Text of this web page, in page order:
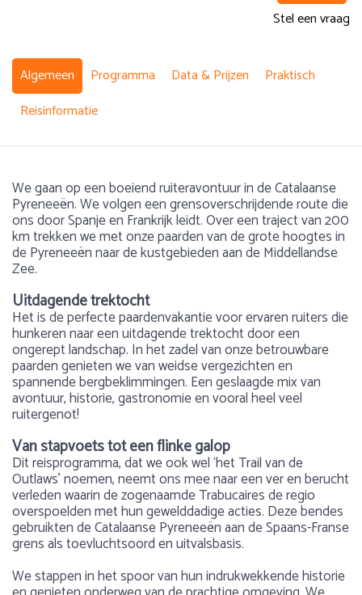
Stel een vraag
Algemeen Programma Data & Prijzen
Praktisch
Reisinformatie
We gaan op een boeiend ruiteravontuur in de Catalaanse
Pyreneeën. We volgen een grensoverschrijdende route die
ons door Spanje en Frankrijk leidt. Over een traject van 200
km trekken we met onze paarden van de grote hoogtes in
de Pyreneeën naar de kustgebieden aan de Middellandse
Zee.
Uitdagende trektocht
Het is de perfecte paardenvakantie voor ervaren ruiters die
hunkeren naar een uitdagende trektocht door een
ongerept landschap. In het zadel van onze betrouwbare
paarden genieten we van weidse vergezichten en
spannende bergbeklimmingen. Een geslaagde mix van
avontuur, historie, gastronomie en vooral heel veel
ruitergenot!
Van stapvoets tot een flinke galop
Dit reisprogramma, dat we ook wel ‘het Trail van de
Outlaws’ noemen, neemt ons mee naar een ver en berucht
verleden waarin de zogenaamde Trabucaires de regio
overspoelden met hun gewelddadige acties. Deze bendes
gebruikten de Catalaanse Pyreneeën aan de Spaans-Franse
grens als toevluchtsoord en uitvalsbasis.
We stappen in het spoor van hun indrukwekkende historie